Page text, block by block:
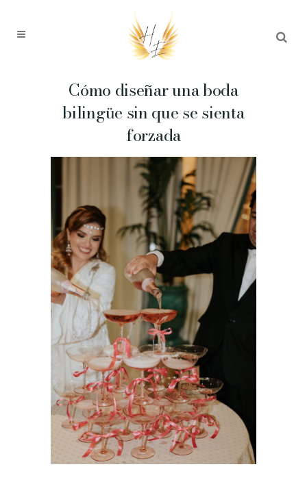
Cómo diseñar una boda
bilingüe sin que se sienta
forzada